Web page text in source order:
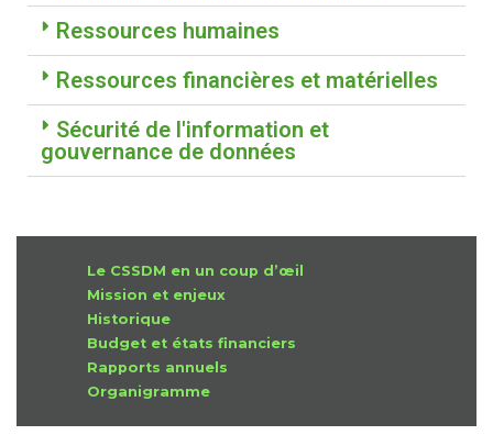
Ressources humaines
Ressources financières et matérielles
Sécurité de l'information et
gouvernance de données
Le CSSDM en un coup d’œil
Mission et enjeux
Historique
Budget et états financiers
Rapports annuels
Organigramme